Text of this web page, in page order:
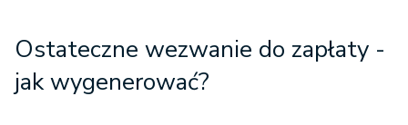
Ostateczne wezwanie do zapłaty -
jak wygenerować?